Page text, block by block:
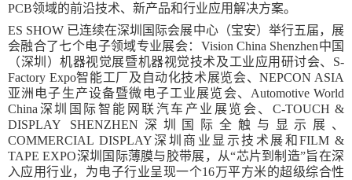
PCB领域的前沿技术、新产品和行业应用解决方案。
ES SHOW 已连续在深圳国际会展中心（宝安）举行五届，展
会融合了七个电子领域专业展会：Vision China Shenzhen中国
（深圳）机器视觉展暨机器视觉技术及工业应用研讨会、S-
Factory Expo智能工厂及自动化技术展览会、NEPCON ASIA
亚洲电子生产设备暨微电子工业展览会、Automotive World
China深圳国际智能网联汽车产业展览会、C-TOUCH &
DISPLAY SHENZHEN深圳国际全触与显示展、
COMMERCIAL DISPLAY深圳商业显示技术展和FILM &
TAPE EXPO深圳国际薄膜与胶带展，从“芯片到制造”旨在深
入应用行业，为电子行业呈现一个16万平方米的超级综合性